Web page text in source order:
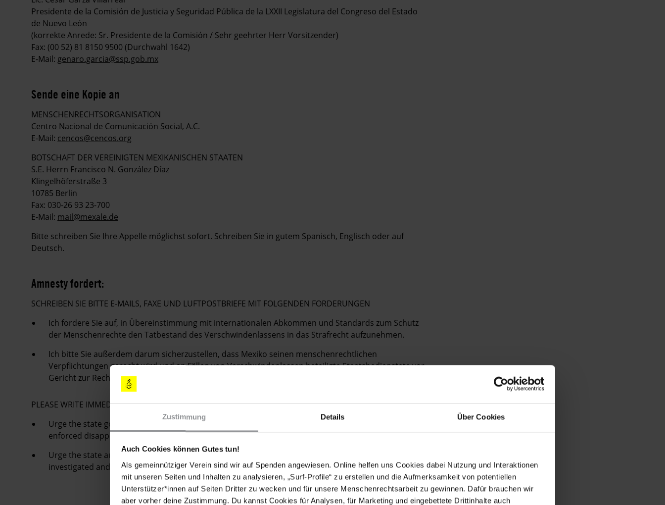
Zustimmung Details Über Cookies
Auch Cookies können Gutes tun!
Als gemeinnütziger Verein sind wir auf Spenden angewiesen. Online helfen uns Cookies dabei Nutzung und Interaktionen
mit unseren Seiten und Inhalten zu analysieren, „Surf-Profile“ zu erstellen und die Aufmerksamkeit von potentiellen
Unterstützer*innen auf Seiten Dritter zu wecken und für unsere Menschenrechtsarbeit zu gewinnen. Dafür brauchen wir
aber vorher deine Zustimmung. Du kannst Cookies für Analysen, für Marketing und eingebettete Drittinhalte auch
Presidente de la Comisión de Justicia y Seguridad Pública de la LXXII Legislatura del Congreso del Estado
de Nuevo León
(korrekte Anrede: Sr. Presidente de la Comisión / Sehr geehrter Herr Vorsitzender)
Fax: (00 52) 81 8150 9500 (Durchwahl 1642)
E-Mail: genaro.garcia@ssp.gob.mx
Sende eine Kopie an
MENSCHENRECHTSORGANISATION
Centro Nacional de Comunicación Social, A.C.
E-Mail: cencos@cencos.org
BOTSCHAFT DER VEREINIGTEN MEXIKANISCHEN STAATEN
S.E. Herrn Francisco N. González Díaz
Klingelhöferstraße 3
10785 Berlin
Fax: 030-26 93 23-700
E-Mail: mail@mexale.de
Bitte schreiben Sie Ihre Appelle möglichst sofort. Schreiben Sie in gutem Spanisch, Englisch oder auf
Deutsch.
Amnesty fordert:
SCHREIBEN SIE BITTE E-MAILS, FAXE UND LUFTPOSTBRIEFE MIT FOLGENDEN FORDERUNGEN
Ich fordere Sie auf, in Übereinstimmung mit internationalen Abkommen und Standards zum Schutz
der Menschenrechte den Tatbestand des Verschwindenlassens in das Strafrecht aufzunehmen.
Ich bitte Sie außerdem darum sicherzustellen, dass Mexiko seinen menschenrechtlichen
Verpflichtungen gerecht wird und an Fällen von Verschwindenlassen beteiligte Staatsbedienstete vor
Gericht zur Rechenschaft zieht.
PLEASE WRITE IMMEDIATELY
Urge the state government and legislatures to agree and pass reforms to criminalize the offence of
enforced disappearance in accordance with international human rights law and standards.
Urge the state authorities that all public officials implicated in enforced disappearance are
investigated and held to account in line with Mexico human rights obligations.